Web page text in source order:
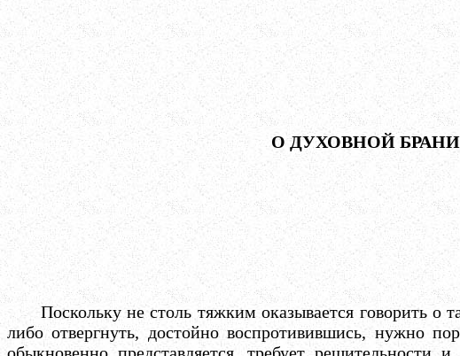
О ДУХОВНОЙ
Поскольку не столь тяжким оказывается говорить о
либо отвергнуть, достойно воспротивившись, нужно